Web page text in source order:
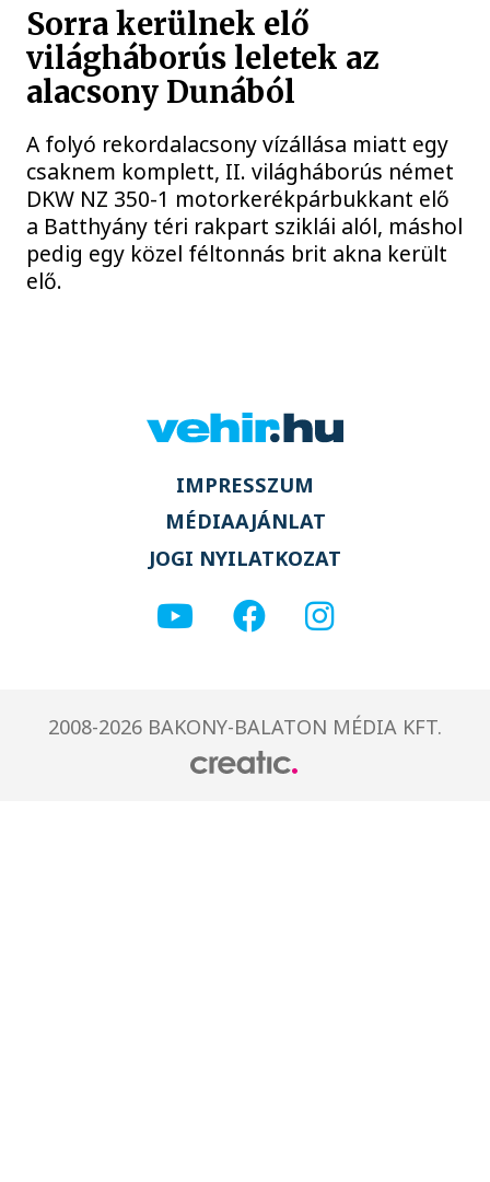
Sorra kerülnek elő
világháborús leletek az
alacsony Dunából
A folyó rekordalacsony vízállása miatt egy
csaknem komplett, II. világháborús német
DKW NZ 350-1 motorkerékpárbukkant elő
a Batthyány téri rakpart sziklái alól, máshol
pedig egy közel féltonnás brit akna került
elő.
IMPRESSZUM
MÉDIAAJÁNLAT
JOGI NYILATKOZAT
2008-2026 BAKONY-BALATON MÉDIA KFT.